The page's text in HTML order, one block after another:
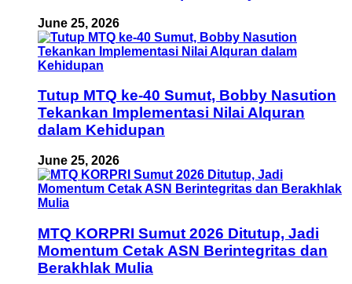
June 25, 2026
Tutup MTQ ke-40 Sumut, Bobby Nasution
Tekankan Implementasi Nilai Alquran
dalam Kehidupan
June 25, 2026
MTQ KORPRI Sumut 2026 Ditutup, Jadi
Momentum Cetak ASN Berintegritas dan
Berakhlak Mulia